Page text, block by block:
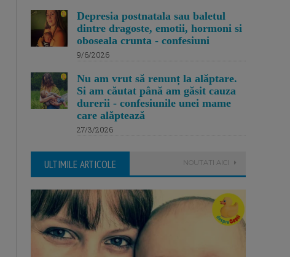
Depresia postnatala sau baletul
dintre dragoste, emotii, hormoni si
oboseala crunta - confesiuni
9/6/2026
Nu am vrut să renunț la alăptare.
Si am căutat până am găsit cauza
durerii - confesiunile unei mame
care alăptează
27/3/2026
ULTIMILE ARTICOLE NOUTATI AICI